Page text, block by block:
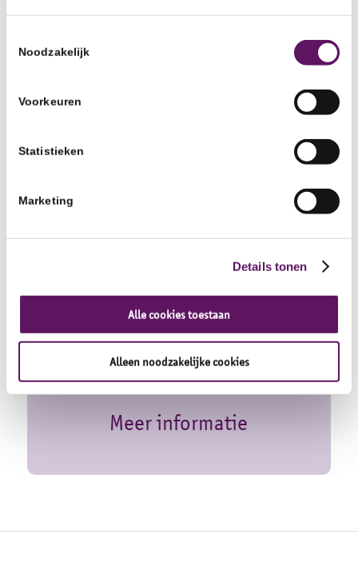
Noodzakelijk
Voorkeuren
Statistieken
Marketing
Details tonen
Alle cookies toestaan
Alleen noodzakelijke cookies
logistieke keten van veel bedrijven. Wij
Catering
Vanuit onze restaurants in Ermelo en
Nunspeet verzorgen wij catering in de regio,
voor zowel bedrijven als particulieren.
Meer informatie